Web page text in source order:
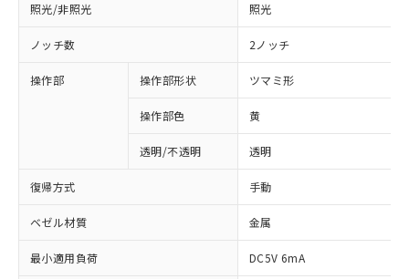
照光/非照光 照光
ノッチ数 2ノッチ
操作部 操作部形状 ツマミ形
操作部色 黄
透明/不透明 透明
復帰方式 手動
ベゼル材質 金属
最小適用負荷 DC5V 6mA